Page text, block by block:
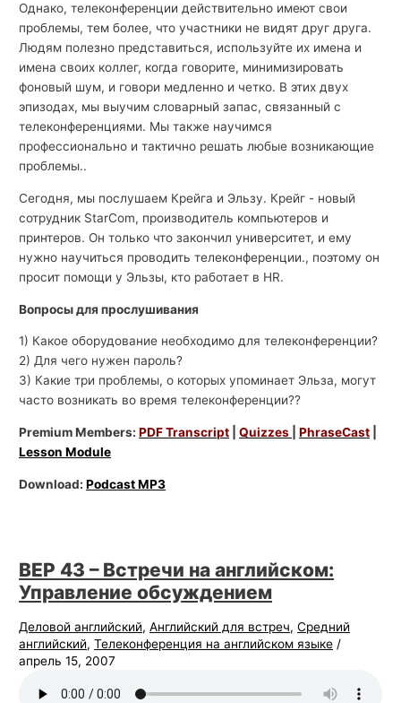
Однако, телеконференции действительно имеют свои
проблемы, тем более, что участники не видят друг друга.
Людям полезно представиться, используйте их имена и
имена своих коллег, когда говорите, минимизировать
фоновый шум, и говори медленно и четко. В этих двух
эпизодах, мы выучим словарный запас, связанный с
телеконференциями. Мы также научимся
профессионально и тактично решать любые возникающие
проблемы..
Сегодня, мы послушаем Крейга и Эльзу. Крейг - новый
сотрудник StarCom, производитель компьютеров и
принтеров. Он только что закончил университет, и ему
нужно научиться проводить телеконференции., поэтому он
просит помощи у Эльзы, кто работает в HR.
Вопросы для прослушивания
1) Какое оборудование необходимо для телеконференции?
2) Для чего нужен пароль?
3) Какие три проблемы, о которых упоминает Эльза, могут
часто возникать во время телеконференции??
Premium Members:PDF Transcript |Quizzes |PhraseCast
Lesson Module
Download:Podcast MP3
BEP 43 – Встречи на английском:
Управление обсуждением
Деловой английский,Английский для встреч,Средний
английский,Телеконференция на английском языке /
апрель 15, 2007